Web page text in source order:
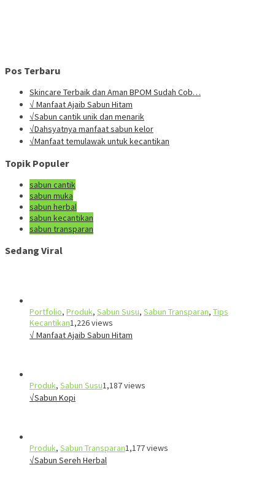
Pos Terbaru
Skincare Terbaik dan Aman BPOM Sudah Cob…
√ Manfaat Ajaib Sabun Hitam
√Sabun cantik unik dan menarik
√Dahsyatnya manfaat sabun kelor
√Manfaat temulawak untuk kecantikan
Topik Populer
sabun cantik
sabun muka
sabun herbal
sabun kecantikan
sabun transparan
Sedang Viral
Portfolio, Produk, Sabun Susu, Sabun Transparan, Tips
Kecantikan1,226 views
√ Manfaat Ajaib Sabun Hitam
Produk, Sabun Susu1,187 views
√Sabun Kopi
Produk, Sabun Transparan1,177 views
√Sabun Sereh Herbal